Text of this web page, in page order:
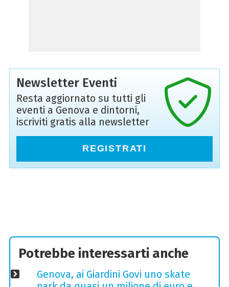
Newsletter Eventi
Resta aggiornato su tutti gli
eventi a Genova e dintorni,
iscriviti gratis alla newsletter
REGISTRATI
Potrebbe interessarti anche
Genova, ai Giardini Govi uno skate